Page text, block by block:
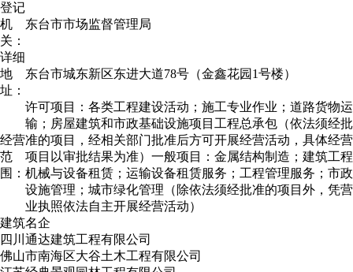
登记
机
关：
东台市市场监督管理局
详细
地
址：
东台市城东新区东进大道78号（金鑫花园1号楼）
经营
范
围：
许可项目：各类工程建设活动；施工专业作业；道路货物运
输；房屋建筑和市政基础设施项目工程总承包（依法须经批
准的项目，经相关部门批准后方可开展经营活动，具体经营
项目以审批结果为准）一般项目：金属结构制造；建筑工程
机械与设备租赁；运输设备租赁服务；工程管理服务；市政
设施管理；城市绿化管理（除依法须经批准的项目外，凭营
业执照依法自主开展经营活动）
建筑名企
四川通达建筑工程有限公司
佛山市南海区大谷土木工程有限公司